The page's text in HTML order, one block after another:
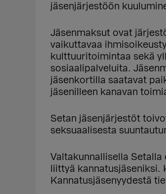
jäsenjärjestöön
Jäsenmaksut ovat
vaikuttavaa
kulttuuritoimintaa sekä
sosiaalipalveluita.
jäsenkortilla saatavat
jäsenilleen kanavan
Setan jäsenjärjestöt
seksuaalisesta
Valtakunnallisella
liittyä kannatusjäseniksi.
Kannatusjäsenyydestä